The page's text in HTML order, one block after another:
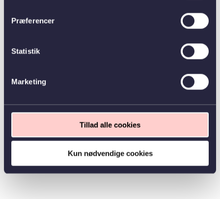
Præferencer
Statistik
Marketing
Tillad alle cookies
Kun nødvendige cookies